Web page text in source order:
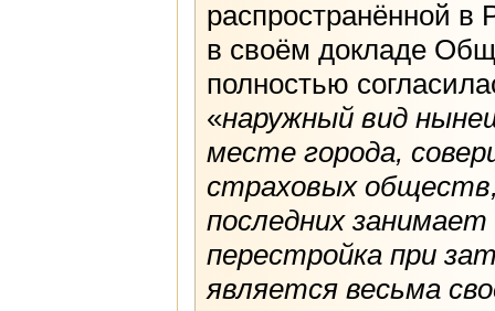
распространённой в
в своём докладе
полностью
«наружный вид
месте города,
страховых
последних
перестройка при
является весьма